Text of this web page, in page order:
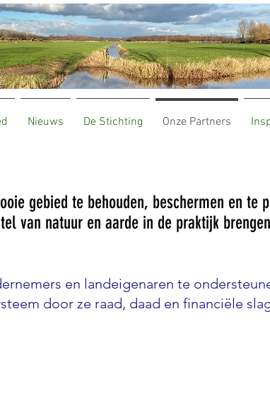
gebied te behouden, beschermen en te
van natuur en aarde in de praktijk
en landeigenaren te
door ze raad, daad en financiële
Nieuws De Stichting Onze Partners